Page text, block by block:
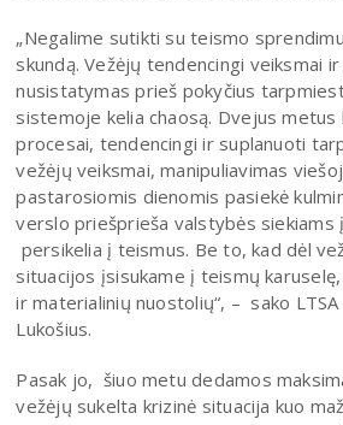
„Negalime sutikti su teismo
skundą. Vežėjų tendencingi veiksmai
nusistatymas prieš pokyčius
sistemoje kelia chaosą. Dvejus
procesai, tendencingi ir suplanuoti
vežėjų veiksmai, manipuliavimas
pastarosiomis dienomis pasiekė
verslo priešprieša valstybės siekiams
persikelia į teismus. Be to, kad dėl
situacijos įsisukame į teismų
ir materialinių nuostolių“, – sako
Lukošius.
Pasak jo, šiuo metu dedamos
vežėjų sukelta krizinė situacija kuo